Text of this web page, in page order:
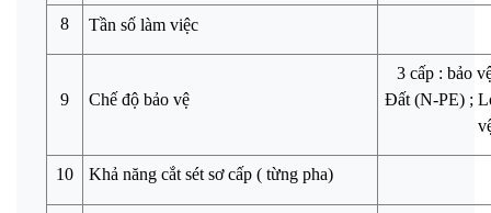
8 Tần số làm việc
9 Chế độ bảo vệ
3 cấp : bảo
Đất (N-PE) ;
10 Khả năng cắt sét sơ cấp ( từng pha)